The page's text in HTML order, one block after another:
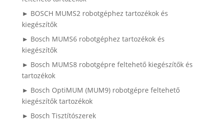
► BOSCH MUMS2 robotgéphez tartozékok és
kiegészítők
► Bosch MUMS6 robotgéphez tartozékok és
kiegészítők
► Bosch MUMS8 robotgépre feltehető kiegészítők és
tartozékok
► Bosch OptiMUM (MUM9) robotgépre feltehető
kiegészítők tartozékok
► Bosch Tisztítószerek